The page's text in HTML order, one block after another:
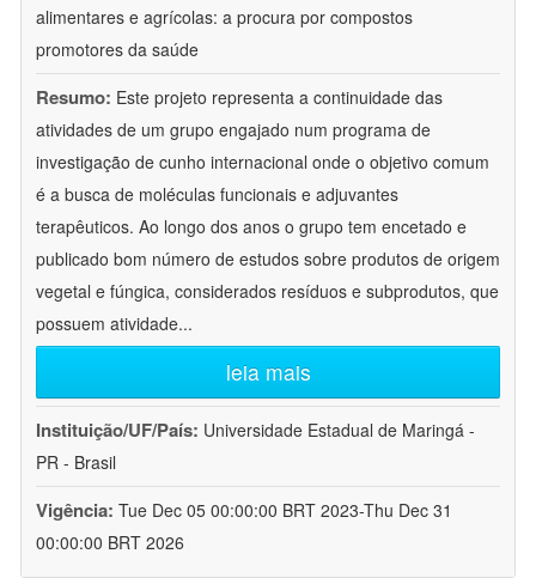
alimentares e agrícolas: a procura por compostos
promotores da saúde
Resumo: Este projeto representa a continuidade das
atividades de um grupo engajado num programa de
investigação de cunho internacional onde o objetivo comum
é a busca de moléculas funcionais e adjuvantes
terapêuticos. Ao longo dos anos o grupo tem encetado e
publicado bom número de estudos sobre produtos de origem
vegetal e fúngica, considerados resíduos e subprodutos, que
possuem atividade...
leia mais
Instituição/UF/País: Universidade Estadual de Maringá -
PR - Brasil
Vigência: Tue Dec 05 00:00:00 BRT 2023-Thu Dec 31
00:00:00 BRT 2026